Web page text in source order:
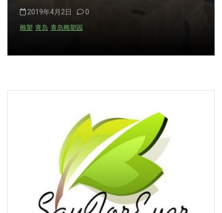
2019年4月2日 0
雕塑 青岛 青岛雕塑园